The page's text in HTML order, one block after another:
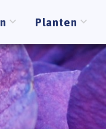
Planten